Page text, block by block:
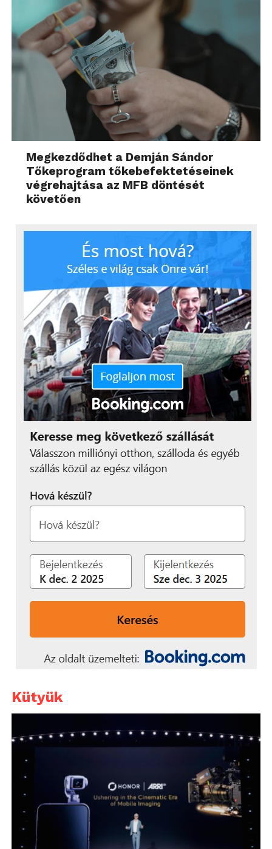
Megkezdődhet a Demján Sándor
Tőkeprogram tőkebefektetéseinek
végrehajtása az MFB döntését
követően
Kütyük